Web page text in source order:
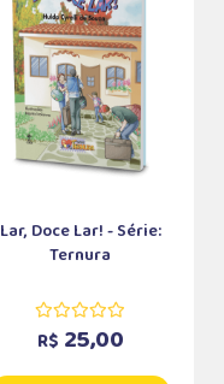
Lar, Doce Lar! - Série:
Ternura
R$ 25,00